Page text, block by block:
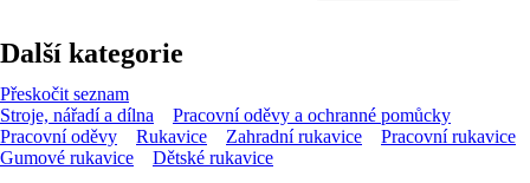
Další kategorie
Přeskočit seznam
Stroje, nářadí a dílna
Pracovní oděvy a ochranné pomůcky
Pracovní oděvy
Rukavice Zahradní rukavice
Pracovní rukavice
Gumové rukavice
Dětské rukavice